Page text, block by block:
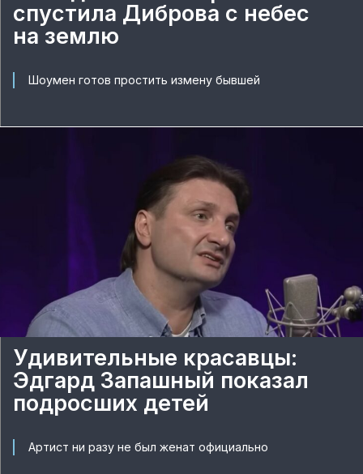
спустила Диброва с небес
на землю
Шоумен готов простить измену бывшей
Удивительные красавцы:
Эдгард Запашный показал
подросших детей
Артист ни разу не был женат официально